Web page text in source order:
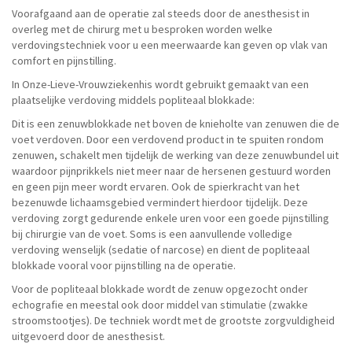
Voorafgaand aan de operatie zal steeds door de anesthesist in
overleg met de chirurg met u besproken worden welke
verdovingstechniek voor u een meerwaarde kan geven op vlak van
comfort en pijnstilling.
In Onze-Lieve-Vrouwziekenhis wordt gebruikt gemaakt van een
plaatselijke verdoving middels popliteaal blokkade:
Dit is een zenuwblokkade net boven de knieholte van zenuwen die de
voet verdoven. Door een verdovend product in te spuiten rondom
zenuwen, schakelt men tijdelijk de werking van deze zenuwbundel uit
waardoor pijnprikkels niet meer naar de hersenen gestuurd worden
en geen pijn meer wordt ervaren. Ook de spierkracht van het
bezenuwde lichaamsgebied vermindert hierdoor tijdelijk. Deze
verdoving zorgt gedurende enkele uren voor een goede pijnstilling
bij chirurgie van de voet. Soms is een aanvullende volledige
verdoving wenselijk (sedatie of narcose) en dient de popliteaal
blokkade vooral voor pijnstilling na de operatie.
Voor de popliteaal blokkade wordt de zenuw opgezocht onder
echografie en meestal ook door middel van stimulatie (zwakke
stroomstootjes). De techniek wordt met de grootste zorgvuldigheid
uitgevoerd door de anesthesist.